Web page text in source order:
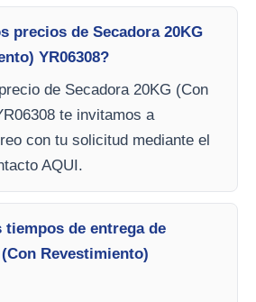
precios de Secadora 20KG
YR06308?
de Secadora 20KG (Con
te invitamos a
con tu solicitud mediante el
AQUI.
tiempos de entrega de
Revestimiento)